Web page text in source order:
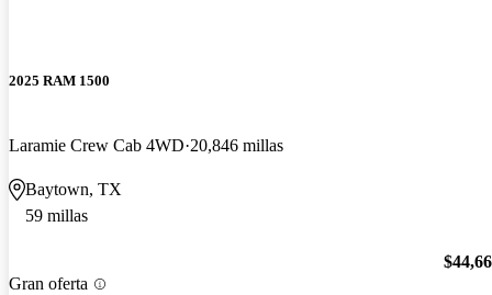
2025 RAM 1500
Laramie Crew Cab 4WD 20,846 millas
Baytown, TX
59 millas
Gran oferta